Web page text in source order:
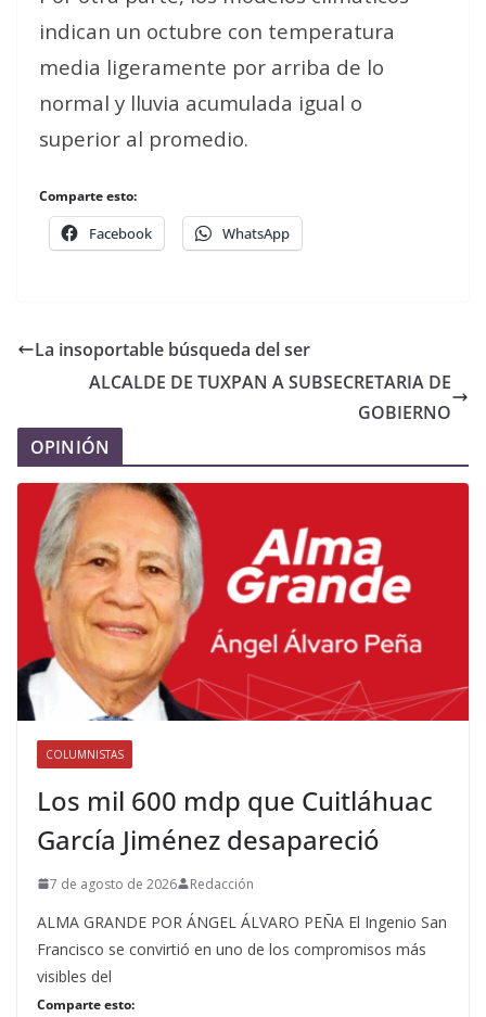
indican un octubre con temperatura
media ligeramente por arriba de lo
normal y lluvia acumulada igual o
superior al promedio.
Comparte esto:
Facebook WhatsApp
La insoportable búsqueda del ser
ALCALDE DE TUXPAN A SUBSECRETARIA DE
GOBIERNO
OPINIÓN
COLUMNISTAS
Los mil 600 mdp que Cuitláhuac
García Jiménez desapareció
7 de agosto de 2026 Redacción
ALMA GRANDE POR ÁNGEL ÁLVARO PEÑA El Ingenio San
Francisco se convirtió en uno de los compromisos más
visibles del
Comparte esto: